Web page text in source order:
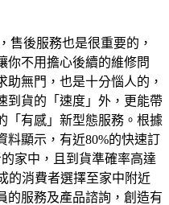
售後服務也是很重要的，
你不用擔心後續的維修問
無門，也是十分惱人的，
到貨的「速度」外，更能帶
「有感」新型態服務。根據
料顯示，有近80%的快速訂
家中，且到貨準確率高達
的消費者選擇至家中附近
的服務及產品諮詢，創造有